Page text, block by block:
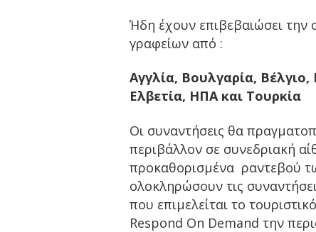
Ήδη έχουν επιβεβαιώσει την
γραφείων από :
Αγγλία, Βουλγαρία,
Ελβετία, ΗΠΑ και Τουρκία
Οι συναντήσεις θα
περιβάλλον σε συνεδριακή
προκαθορισμένα ραντεβού
ολοκληρώσουν τις
που επιμελείται το
Respond On Demand την